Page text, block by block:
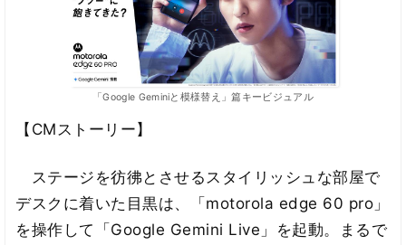
「Google Geminiと模様替え」篇キービジュアル
【CMストーリー】
ステージを彷彿とさせるスタイリッシュな部屋で
デスクに着いた目黒は、「motorola edge 60 pro」
を操作して「Google Gemini Live」を起動。まるで